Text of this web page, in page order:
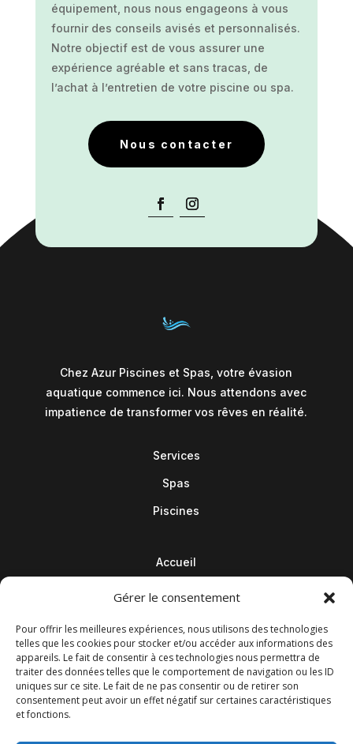
Gérer le consentement
Pour offrir les meilleures expériences, nous utilisons des technologies
telles que les cookies pour stocker et/ou accéder aux informations des
appareils. Le fait de consentir à ces technologies nous permettra de
traiter des données telles que le comportement de navigation ou les ID
uniques sur ce site. Le fait de ne pas consentir ou de retirer son
consentement peut avoir un effet négatif sur certaines caractéristiques
et fonctions.
équipement, nous nous engageons à vous
fournir des conseils avisés et personnalisés.
Notre objectif est de vous assurer une
expérience agréable et sans tracas, de
l’achat à l’entretien de votre piscine ou spa.
Nous contacter
Chez Azur Piscines et Spas, votre évasion
aquatique commence ici. Nous attendons avec
impatience de transformer vos rêves en réalité.
Services
Spas
Piscines
Accueil